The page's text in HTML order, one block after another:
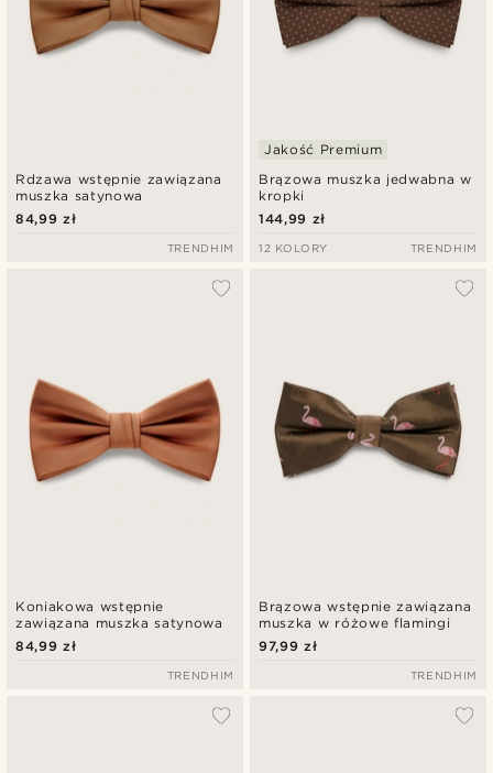
Rdzawa wstępnie zawiązana
muszka satynowa
84,99 zł
TRENDHIM
Brązowa muszka jedwabna w
kropki
Jakość Premium
144,99 zł
12 KOLORY TRENDHIM
Koniakowa wstępnie
zawiązana muszka satynowa
84,99 zł
TRENDHIM
Brązowa wstępnie zawiązana
muszka w różowe flamingi
97,99 zł
TRENDHIM